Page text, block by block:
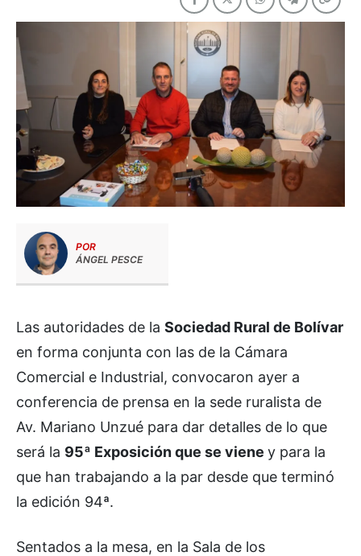
POR
ÁNGEL PESCE
Las autoridades de la Sociedad Rural de Bolívar
en forma conjunta con las de la Cámara
Comercial e Industrial, convocaron ayer a
conferencia de prensa en la sede ruralista de
Av. Mariano Unzué para dar detalles de lo que
será la 95ª Exposición que se viene y para la
que han trabajando a la par desde que terminó
la edición 94ª.
Sentados a la mesa, en la Sala de los